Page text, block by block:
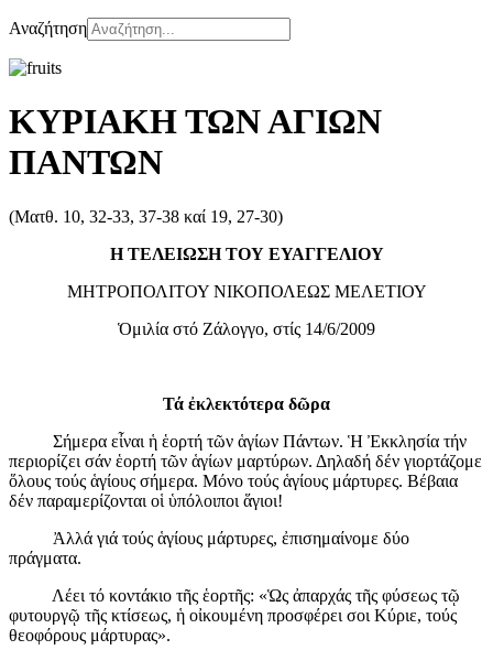
Αναζήτηση
ΚΥΡΙΑΚΗ ΤΩΝ ΑΓΙΩΝ
ΠΑΝΤΩΝ
(Ματθ. 10, 32-33, 37-38 καί 19, 27-30)
Η ΤΕΛΕΙΩΣΗ ΤΟΥ ΕΥΑΓΓΕΛΙΟΥ
ΜΗΤΡΟΠΟΛΙΤΟΥ ΝΙΚΟΠΟΛΕΩΣ ΜΕΛΕΤΙΟΥ
Ὁμιλία στό Ζάλογγο, στίς 14/6/2009
Τά ἐκλεκτότερα δῶρα
Σήμερα εἶναι ἡ ἑορτή τῶν ἁγίων Πάντων. Ἡ Ἐκκλησία τήν
περιορίζει σάν ἑορτή τῶν ἁγίων μαρτύρων. Δηλαδή δέν γιορτάζομε
ὅλους τούς ἁγίους σήμερα. Μόνο τούς ἁγίους μάρτυρες. Βέβαια
δέν παραμερίζονται οἱ ὑπόλοιποι ἅγιοι!
Ἀλλά γιά τούς ἁγίους μάρτυρες, ἐπισημαίνομε δύο
πράγματα.
Λέει τό κοντάκιο τῆς ἑορτῆς: «Ὡς ἀπαρχάς τῆς φύσεως τῷ
φυτουργῷ τῆς κτίσεως, ἡ οἰκουμένη προσφέρει σοι Κύριε, τούς
θεοφόρους μάρτυρας».